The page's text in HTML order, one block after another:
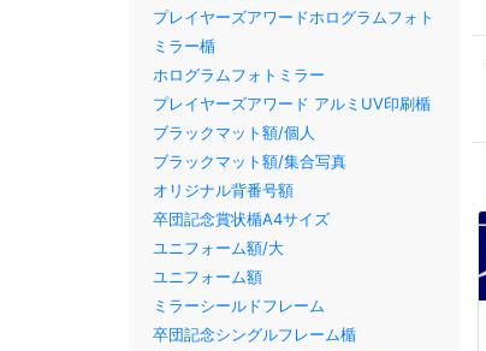
プレイヤーズアワードホログラムフォト
ミラー楯
ホログラムフォトミラー
プレイヤーズアワード アルミUV印刷楯
ブラックマット額/個人
ブラックマット額/集合写真
オリジナル背番号額
卒団記念賞状楯A4サイズ
ユニフォーム額/大
ユニフォーム額
ミラーシールドフレーム
卒団記念シングルフレーム楯